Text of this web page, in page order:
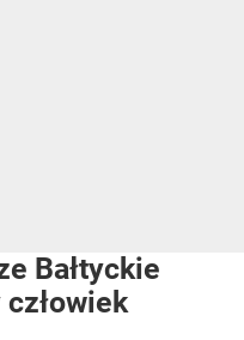
Bałtyckie